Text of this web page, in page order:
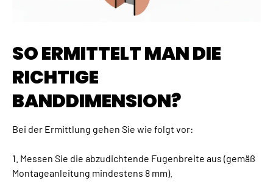
SO ERMITTELT MAN DIE
RICHTIGE
BANDDIMENSION?
Bei der Ermittlung gehen Sie wie folgt vor:
1. Messen Sie die abzudichtende Fugenbreite aus (gemäß
Montageanleitung mindestens 8 mm).